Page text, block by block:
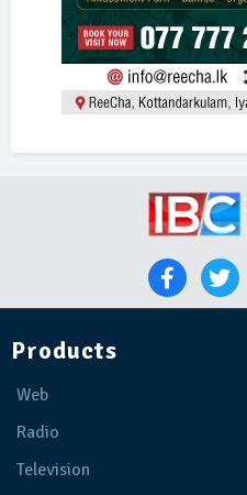
Products
Web
Radio
Television